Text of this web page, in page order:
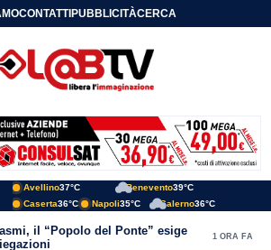
CONTATTIPUBBLICITÀCERCA
Avellino37°C Benevento39°C
Caserta36°C Napoli35°C Salerno36°C
il “Popolo del Ponte” esige
1 ORA FA